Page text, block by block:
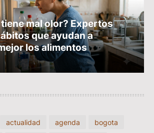
mal olor? Expertos
que ayudan a
los alimentos
actualidad agenda
bogota